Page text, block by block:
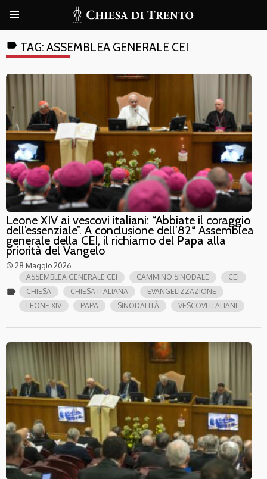
label TAG: ASSEMBLEA GENERALE CEI
Leone XIV ai vescovi italiani: “Abbiate il coraggio
dell’essenziale”. A conclusione dell’82ª Assemblea
generale della CEI, il richiamo del Papa alla
priorità del Vangelo
access_time 28 Maggio 2026
label
ASSEMBLEA GENERALE CEI CAMMINO SINODALE
CEI
CHIESA
CHIESA ITALIANA
EVANGELIZZAZIONE
LEONE XIV
PAPA SINODALITÀ VESCOVI ITALIANI